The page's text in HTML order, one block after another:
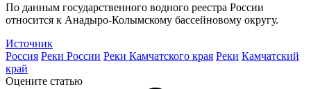
По данным государственного водного реестра России
относится к Анадыро-Колымскому бассейновому округу.
Источник
Россия Реки России Реки Камчатского края Реки Камчатский
край
Оцените статью